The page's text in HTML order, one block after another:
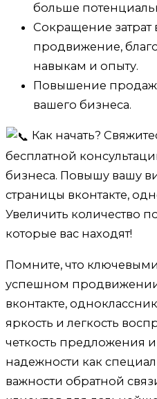
больше
Сокращение
продвижение,
навыкам и опыту.
Повышение
вашего бизнеса.
Как начать?
бесплатной
бизнеса. Повышу вашу
страницы вконтакте,
Увеличить количество
которые вас находят!
Помните, что
успешном
вконтакте,
яркость и легкость
четкость предложения
надежности как
важности обратной